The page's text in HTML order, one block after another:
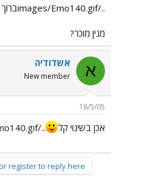
../images/Emo140.gifברוך הבא sarabi
מנין מוכר?
א אשדודיה
New member
18/5/05
אכן בשינוי קל ../images/Emo140.gif
register to reply here.